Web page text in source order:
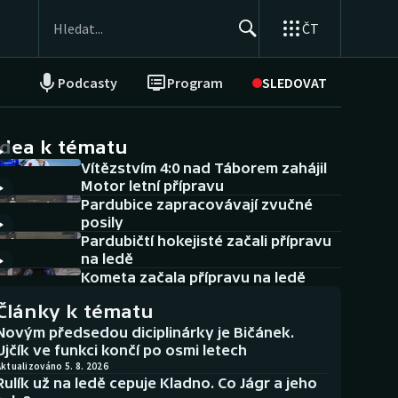
ČT
Podcasty Program SLEDOVAT
NEPŘEHLÉDNĚTE
Historické návraty
Aplikace ČT sport
AZ kvíz
k tématu
Vítězstvím 4:0 nad Táborem zahájil
Motor letní přípravu
Pardubice zapracovávají zvučné
posily
Pardubičtí hokejisté začali přípravu
na ledě
Kometa začala přípravu na ledě
k tématu
předsedou diciplinárky je Bičánek.
ve funkci končí po osmi letech
5. 8. 2026
už na ledě cepuje Kladno. Co Jágr a jeho